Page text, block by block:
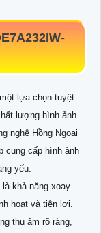
lựa chọn tuyệt
lượng hình ảnh
nghệ Hồng Ngoại
cung cấp hình ảnh
yếu.
khả năng xoay
hoạt và tiện lợi.
thu âm rõ ràng,